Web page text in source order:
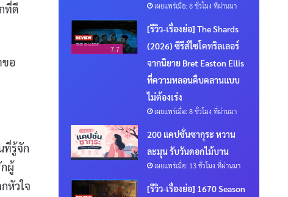
ที่ดี
ขอ
ที่รู้จัก
ผู้
หัวใจ
เผยแพร่เมื่อ: 8 ชั่วโมง ที่ผ่านมา
7.7
[รีวิว-เรื่องย่อ] The Shards
(2026) ซีรีส์ไซโคทริลเลอร์
จากนิยาย Bret Easton Ellis
ที่ความหลอนคืบคลานแบบ
ไม่ต้องเร่ง
เผยแพร่เมื่อ: 8 ชั่วโมง ที่ผ่านมา
200 แคปชั่นซากุระ หวาน
ละมุน รับวันดอกไม้บาน
เผยแพร่เมื่อ: 13 ชั่วโมง ที่ผ่านมา
[รีวิว-เรื่องย่อ] 1670 Season